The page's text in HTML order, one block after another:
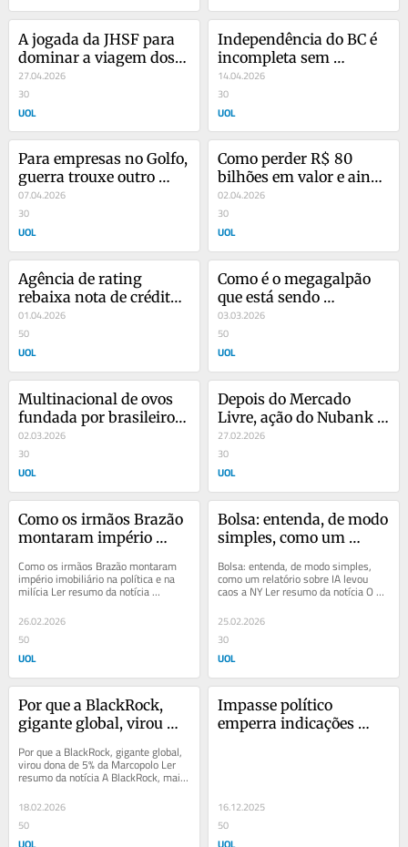
A jogada da JHSF para
dominar a viagem dos
ultrarricos de SP a
Miami
27.04.2026
30
UOL
Independência do BC é
incompleta sem
autonomia financeira,
diz Meirelles
14.04.2026
30
UOL
Para empresas no Golfo,
guerra trouxe outro
pesadelo: o preço dos
seguros
07.04.2026
30
UOL
Como perder R$ 80
bilhões em valor e ainda
continuar mandando
na empresa
02.04.2026
30
UOL
Agência de rating
rebaixa nota de crédito
da Aegea, gigante do
saneamento
01.04.2026
50
UOL
Como é o megagalpão
que está sendo
construído sob medida
para a Shopee
03.03.2026
50
UOL
Multinacional de ovos
fundada por brasileiro
atrai US$ 1 bi de Wall
Street
02.03.2026
30
UOL
Depois do Mercado
Livre, ação do Nubank
também apanha no
pregão de NY
27.02.2026
30
UOL
Como os irmãos Brazão
montaram império
na milícia
Como os irmãos Brazão montaram
império imobiliário na política e na
milícia Ler resumo da notícia
Supremo...
26.02.2026
50
UOL
Bolsa: entenda, de modo
simples, como um
caos a Nova York
Bolsa: entenda, de modo simples,
como um relatório sobre IA levou
caos a NY Ler resumo da notícia O
de análise...
25.02.2026
30
UOL
Por que a BlackRock,
gigante global, virou
Marcopolo
Por que a BlackRock, gigante global,
virou dona de 5% da Marcopolo Ler
resumo da notícia A BlackRock, maior
gestora de capital do mundo, agora
é...
18.02.2026
50
Impasse político
emperra indicações
16.12.2025
50